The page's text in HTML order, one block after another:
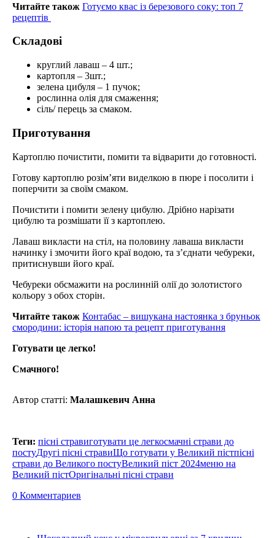
Читайте також Готуємо квас із березового соку: топ 7
рецептів
Складові
круглий лаваш – 4 шт.;
картопля – 3шт.;
зелена цибуля – 1 пучок;
рослинна олія для смаження;
сіль/ перець за смаком.
Приготування
Картоплю почистити, помити та відварити до готовності.
Готову картоплю розім’яти виделкою в пюре і посолити і
поперчити за своїм смаком.
Почистити і помити зелену цибулю. Дрібно нарізати
цибулю та розмішати її з картоплею.
Лаваш викласти на стіл, на половину лаваша викласти
начинку і змочити його краї водою, та з’єднати чебуреки,
притиснувши його краї.
Чебуреки обсмажити на рослинній олії до золотистого
кольору з обох сторін.
Читайте також Контабас – вишукана настоянка з бруньок
смородини: історія напою та рецепт приготування
Готувати це легко!
Смачного!
Автор статті: Малашкевич Анна
Теги: пісні стравиготувати це легкосмачні страви до
постуДругі пісні стравиЩо готувати у Великий пістпісні
страви до Великого постуВеликий піст 2024меню на
Великий пістОригінальні пісні страви
0 Комментариев